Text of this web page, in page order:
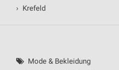
› Krefeld
Mode & Bekleidung